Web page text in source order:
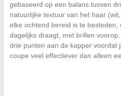
gebaseerd op een balans tussen
natuurlijke textuur van het haar
elke ochtend bereid is te besteden,
dagelijks draagt, met brillen
drie punten aan de kapper voordat
coupe veel effectiever dan alleen